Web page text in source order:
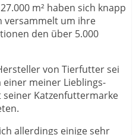
m² haben sich knapp
versammelt um ihre
den über 5.000
von Tierfutter sei
einer meiner Lieblings-
seiner Katzenfuttermarke
allerdings einige sehr